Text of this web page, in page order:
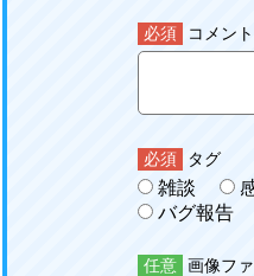
必須 コメン
必須 タグ
雑談
バグ報告
任意 画像フ